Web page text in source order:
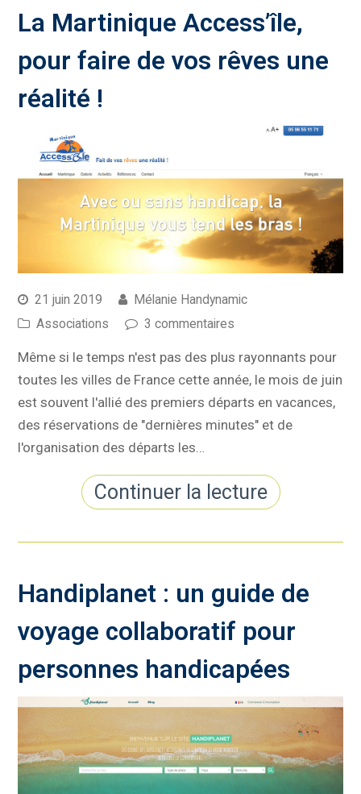
La Martinique Access’île,
pour faire de vos rêves une
réalité !
21 juin 2019
Mélanie Handynamic
Associations
3 commentaires
Même si le temps n'est pas des plus rayonnants pour
toutes les villes de France cette année, le mois de juin
est souvent l'allié des premiers départs en vacances,
des réservations de "dernières minutes" et de
l'organisation des départs les…
Continuer la lecture
Handiplanet : un guide de
voyage collaboratif pour
personnes handicapées